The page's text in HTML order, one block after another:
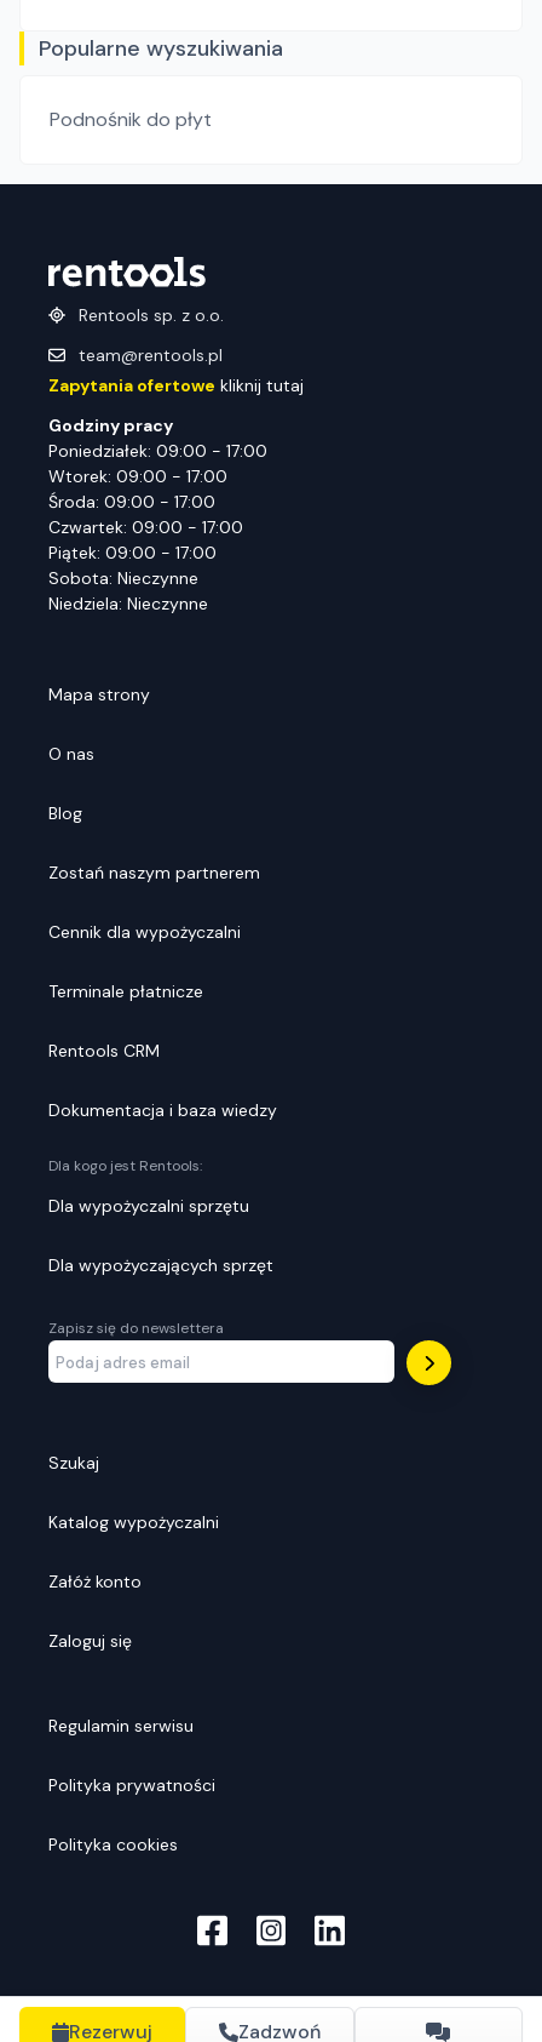
Popularne wyszukiwania
Podnośnik do płyt
Rezerwuj Zadzwoń
Rentools sp. z o.o.
team@rentools.pl
Zapytania ofertowe kliknij tutaj
Godziny pracy
Poniedziałek: 09:00 - 17:00
Wtorek: 09:00 - 17:00
Środa: 09:00 - 17:00
Czwartek: 09:00 - 17:00
Piątek: 09:00 - 17:00
Sobota: Nieczynne
Niedziela: Nieczynne
Mapa strony
O nas
Blog
Zostań naszym partnerem
Cennik dla wypożyczalni
Terminale płatnicze
Rentools CRM
Dokumentacja i baza wiedzy
Dla kogo jest Rentools:
Dla wypożyczalni sprzętu
Dla wypożyczających sprzęt
Zapisz się do newslettera
Szukaj
Katalog wypożyczalni
Załóż konto
Zaloguj się
Regulamin serwisu
Polityka prywatności
Polityka cookies